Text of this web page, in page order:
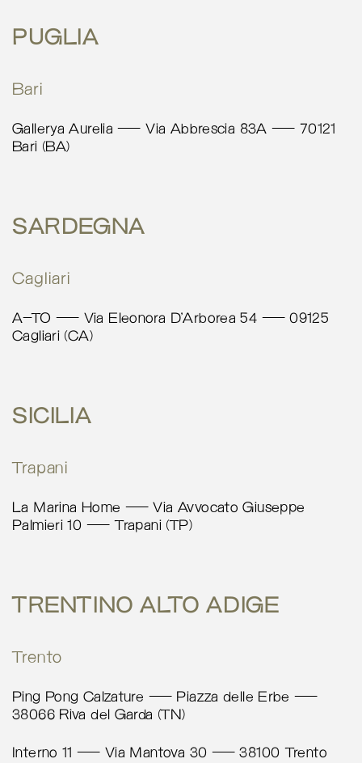
5136.1 km
Albano Store
Milano 20154
Italy
5136.6 km
Natali Profumeria
Via Matteotti 9C
Treviglio (BS) 24047
Corso Palestro 38B
Brescia 25125
Calcola percorso
Paola Simeone studio design
Via Mantovana 83E
Italia
PUGLIA
Bari
Gallerya Aurelia – Via Abbrescia 83A – 70121
Bari (BA)
SARDEGNA
Cagliari
A-TO – Via Eleonora D’Arborea 54 – 09125
Cagliari (CA)
SICILIA
Trapani
La Marina Home – Via Avvocato Giuseppe
Palmieri 10 – Trapani (TP)
TRENTINO ALTO ADIGE
Trento
Ping Pong Calzature – Piazza delle Erbe –
38066 Riva del Garda (TN)
Interno 11 – Via Mantova 30 – 38100 Trento